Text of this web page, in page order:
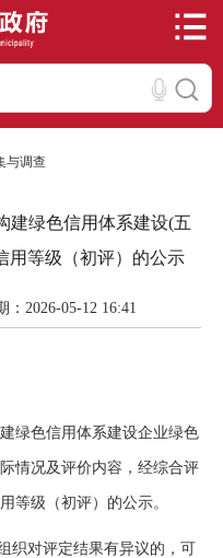
与调查
建绿色信用体系建设(五
用等级（初评）的公示
：2026-05-12 16:41
色信用体系建设企业绿色
情况及评价内容，经综合评
等级（初评）的公示。
对评定结果有异议的，可